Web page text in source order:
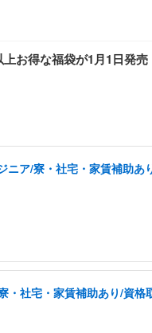
お得な福袋が1月1日発売
ア/寮・社宅・家賃補助あ
社宅・家賃補助あり/資格